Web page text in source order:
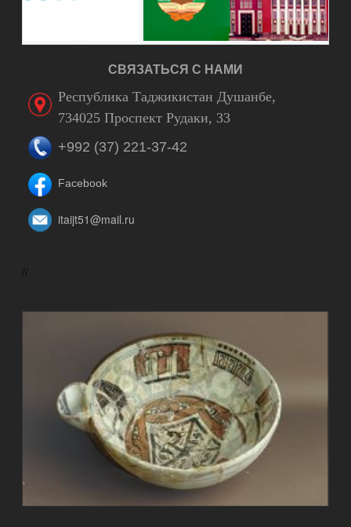
СВЯЗАТЬСЯ С НАМИ
Республика Таджикистан Душанбе,
734025 Проспект Рудаки, 33
+992 (37) 221-37-42
Facebook
itaijt51@mail.ru
//